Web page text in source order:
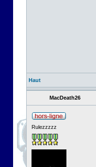
Haut
MacDeath26
Rulezzzzz